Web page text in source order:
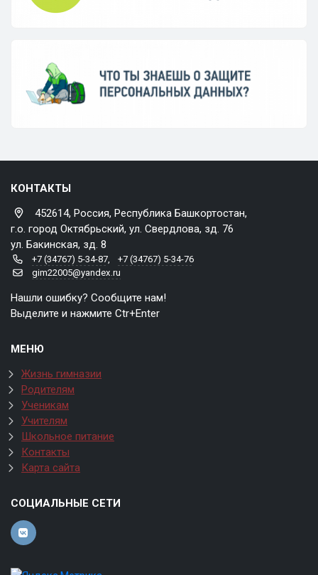
КОНТАКТЫ
452614, Россия, Республика Башкортостан,
г.о. город Октябрьский, ул. Свердлова, зд. 76
ул. Бакинская, зд. 8
+7 (34767) 5-34-87,
+7 (34767) 5-34-76
gim22005@yandex.ru
Нашли ошибку? Сообщите нам!
Выделите и нажмите Ctr+Enter
МЕНЮ
Жизнь гимназии
Родителям
Ученикам
Учителям
Школьное питание
Контакты
Карта сайта
СОЦИАЛЬНЫЕ СЕТИ